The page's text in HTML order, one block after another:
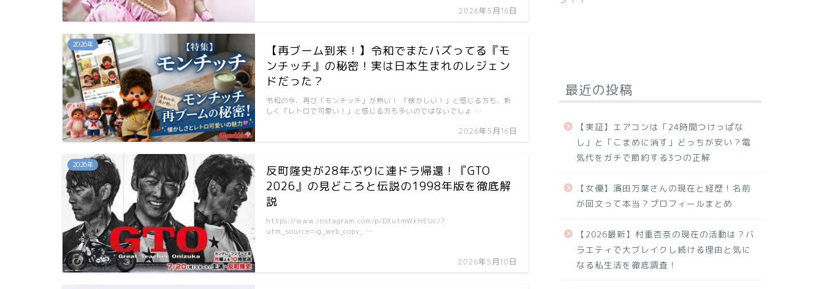
2026年5月16日
2026年
【再ブーム到来！】令和でまたバズってる『モ
ンチッチ』の秘密！実は日本生まれのレジェン
ドだった？
2026年5月16日
令和の今、再び「モンチッチ」が熱い！ 「懐かしい！」と感じる方も、新
しく「レトロで可愛い！」と感じる方も多いのではないでしょ …
2026年
反町隆史が28年ぶりに連ドラ帰還！『GTO
2026』の見どころと伝説の1998年版を徹底解
説
2026年5月10日
https://www.instagram.com/p/DXutmWkHEUc/?
utm_source=ig_web_copy_ …
最近の投稿
【実証】エアコンは「24時間つけっぱな
し」と「こまめに消す」どっちが安い？電
気代をガチで節約する3つの正解
【女優】濱田万葉さんの現在と経歴！名前
が回文って本当？プロフィールまとめ
【2026最新】村重杏奈の現在の活動は？バ
ラエティで大ブレイクし続ける理由と気に
なる私生活を徹底調査！